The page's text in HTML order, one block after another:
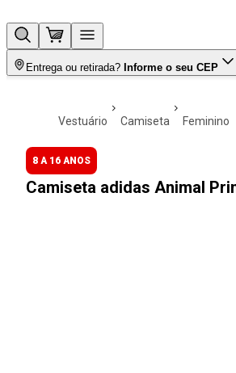
Entrega ou retirada? Informe o seu CEP
vestuário camiseta feminino
8 A 16 ANOS
Camiseta adidas Animal